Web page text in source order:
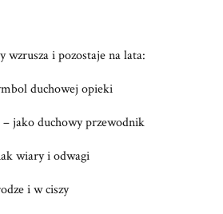
wzrusza i pozostaje na lata:
duchowej opieki
– jako duchowy przewodnik
wiary i odwagi
i w ciszy